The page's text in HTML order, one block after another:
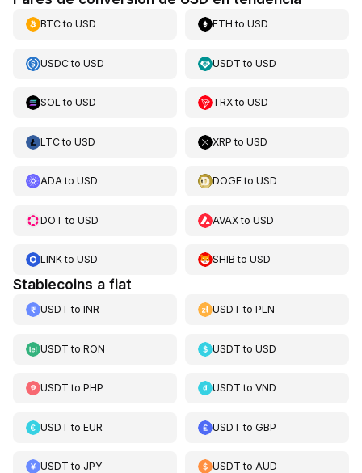
BTCto USD ETH toUSD
USDCto USD USDT toUSD
SOL to USD TRXtoUSD
LTCto USD XRP toUSD
ADAto USD DOGEtoUSD
DOT to USD AVAXtoUSD
LINKto USD SHIB toUSD
Stablecoins a fiat
USDT to INR USDT toPLN
USDT to RON USDT toUSD
USDT to PHP USDT toVND
USDT to EUR USDT toGBP
USDT to JPY USDT toAUD